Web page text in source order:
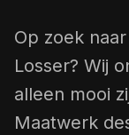
Op zoek
Losser? Wij
alleen mooi
Maatwerk